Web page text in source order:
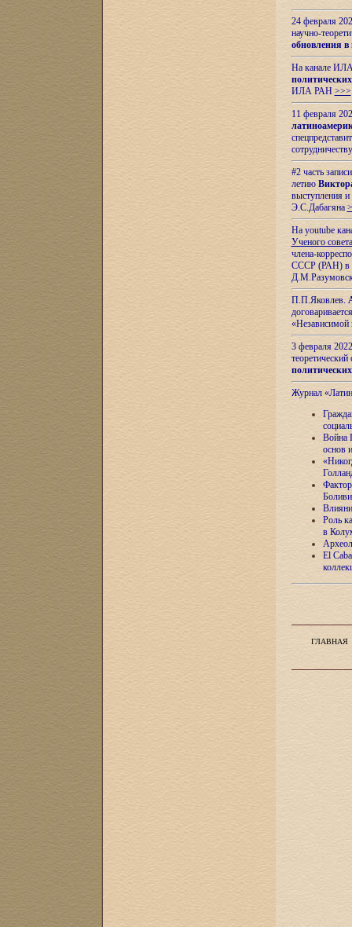
24 февраля
научно-
обновления в
На канале
ИЛА РАН >>>
11 февраля
#2 часть
летию
выступления
Э.С.Дабагяна
На youtube
Ученого
члена-
СССР (РАН) в
П.П.Яковлев.
«Независимой
3 февраля
теоретический
Журнал
Война
основ
Роль
в
El
ГЛАВНАЯ